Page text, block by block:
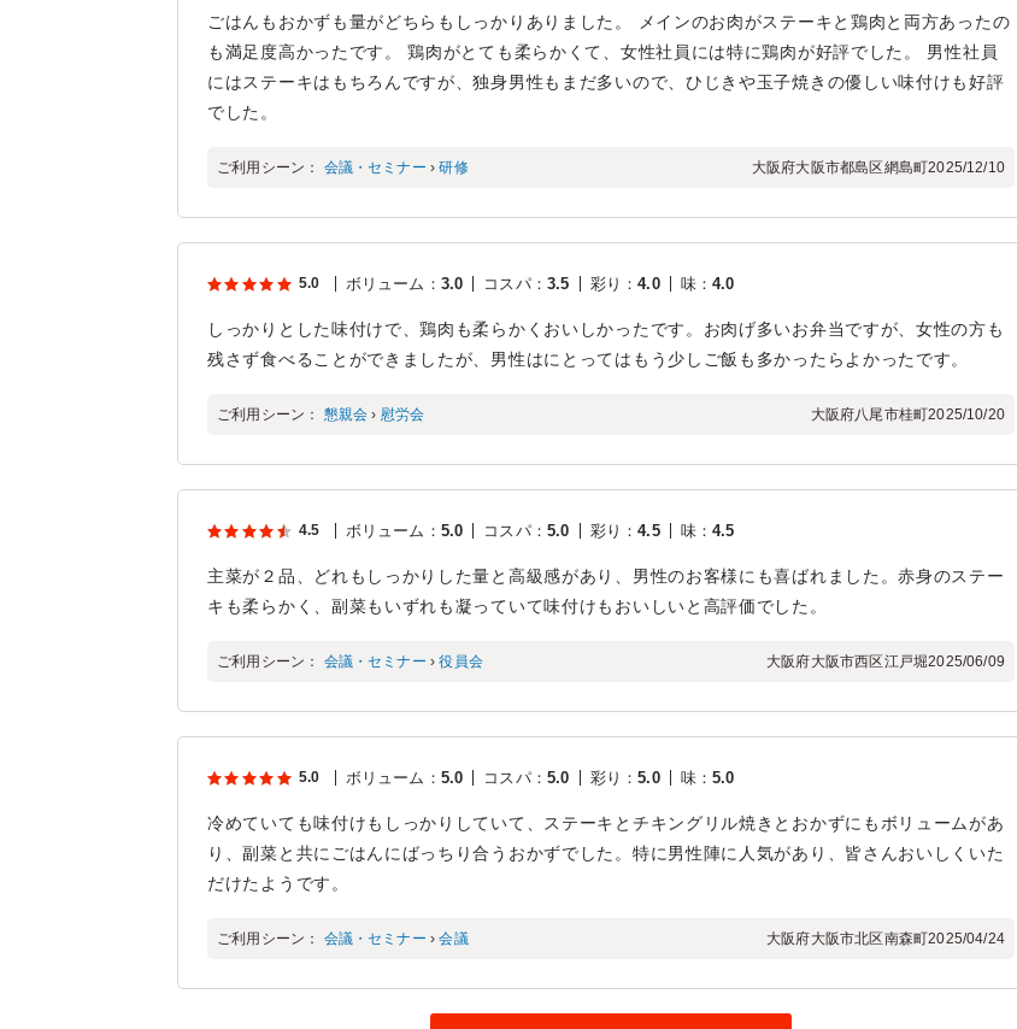
ごはんもおかずも量がどちらもしっかりありました。 メインのお肉がステーキと鶏肉と両方あったの
も満足度高かったです。 鶏肉がとても柔らかくて、女性社員には特に鶏肉が好評でした。 男性社員
にはステーキはもちろんですが、独身男性もまだ多いので、ひじきや玉子焼きの優しい味付けも好評
でした。
ご利用シーン： 会議・セミナー ›研修 大阪府大阪市都島区網島町2025/12/10
5.0 ボリューム ： 3.0 コスパ： 3.5 彩り ：4.0 味：4.0
しっかりとした味付けで、鶏肉も柔らかくおいしかったです。お肉げ多いお弁当ですが、女性の方も
残さず食べることができましたが、男性はにとってはもう少しご飯も多かったらよかったです。
ご利用シーン： 懇親会 › 慰労会 大阪府八尾市桂町2025/10/20
4.5 ボリューム ： 5.0 コスパ： 5.0 彩り ：4.5 味：4.5
主菜が２品、どれもしっかりした量と高級感があり、男性のお客様にも喜ばれました。赤身のステー
キも柔らかく、副菜もいずれも凝っていて味付けもおいしいと高評価でした。
ご利用シーン： 会議・セミナー ›役員会 大阪府大阪市西区江戸堀2025/06/09
5.0 ボリューム ： 5.0 コスパ： 5.0 彩り ：5.0 味：5.0
冷めていても味付けもしっかりしていて、ステーキとチキングリル焼きとおかずにもボリュームがあ
り、副菜と共にごはんにばっちり合うおかずでした。特に男性陣に人気があり、皆さんおいしくいた
だけたようです。
ご利用シーン： 会議・セミナー ›会議 大阪府大阪市北区南森町2025/04/24